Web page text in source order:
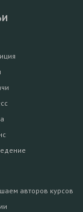
авторов курсов